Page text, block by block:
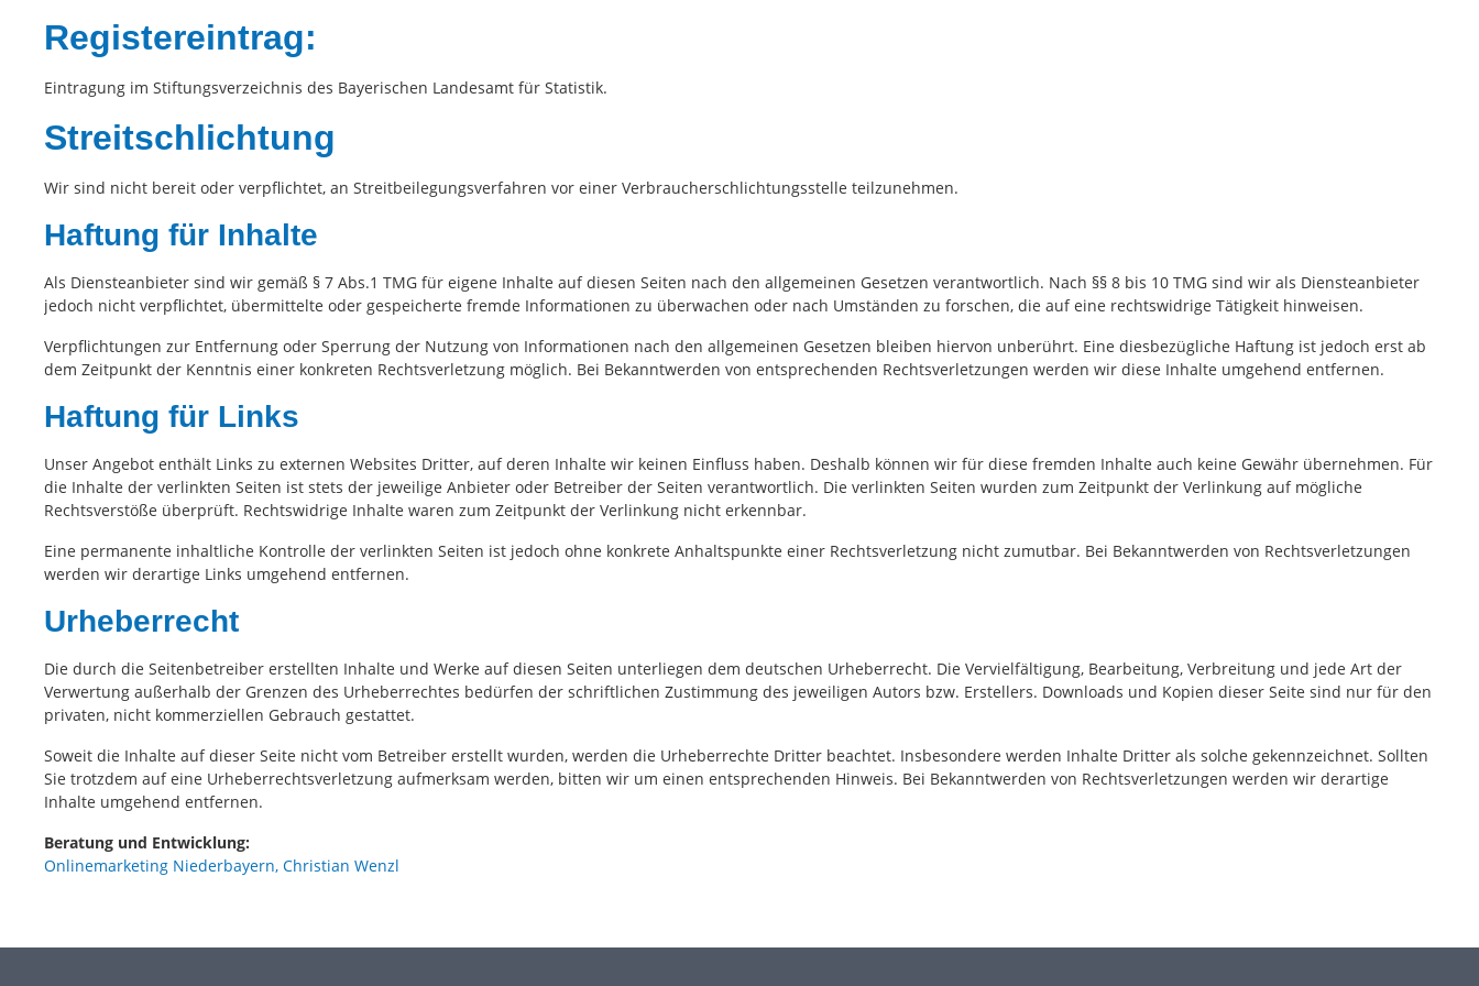
Registereintrag:
Eintragung im Stiftungsverzeichnis des Bayerischen Landesamt für Statistik.
Streitschlichtung
Wir sind nicht bereit oder verpflichtet, an Streitbeilegungsverfahren vor einer Verbraucherschlichtungsstelle teilzunehmen.
Haftung für Inhalte
Als Diensteanbieter sind wir gemäß § 7 Abs.1 TMG für eigene Inhalte auf diesen Seiten nach den allgemeinen Gesetzen verantwortlich. Nach §§ 8 bis 10 TMG sind wir als Diensteanbieter
jedoch nicht verpflichtet, übermittelte oder gespeicherte fremde Informationen zu überwachen oder nach Umständen zu forschen, die auf eine rechtswidrige Tätigkeit hinweisen.
Verpflichtungen zur Entfernung oder Sperrung der Nutzung von Informationen nach den allgemeinen Gesetzen bleiben hiervon unberührt. Eine diesbezügliche Haftung ist jedoch erst ab
dem Zeitpunkt der Kenntnis einer konkreten Rechtsverletzung möglich. Bei Bekanntwerden von entsprechenden Rechtsverletzungen werden wir diese Inhalte umgehend entfernen.
Haftung für Links
Unser Angebot enthält Links zu externen Websites Dritter, auf deren Inhalte wir keinen Einfluss haben. Deshalb können wir für diese fremden Inhalte auch keine Gewähr übernehmen. Für
die Inhalte der verlinkten Seiten ist stets der jeweilige Anbieter oder Betreiber der Seiten verantwortlich. Die verlinkten Seiten wurden zum Zeitpunkt der Verlinkung auf mögliche
Rechtsverstöße überprüft. Rechtswidrige Inhalte waren zum Zeitpunkt der Verlinkung nicht erkennbar.
Eine permanente inhaltliche Kontrolle der verlinkten Seiten ist jedoch ohne konkrete Anhaltspunkte einer Rechtsverletzung nicht zumutbar. Bei Bekanntwerden von Rechtsverletzungen
werden wir derartige Links umgehend entfernen.
Urheberrecht
Die durch die Seitenbetreiber erstellten Inhalte und Werke auf diesen Seiten unterliegen dem deutschen Urheberrecht. Die Vervielfältigung, Bearbeitung, Verbreitung und jede Art der
Verwertung außerhalb der Grenzen des Urheberrechtes bedürfen der schriftlichen Zustimmung des jeweiligen Autors bzw. Erstellers. Downloads und Kopien dieser Seite sind nur für den
privaten, nicht kommerziellen Gebrauch gestattet.
Soweit die Inhalte auf dieser Seite nicht vom Betreiber erstellt wurden, werden die Urheberrechte Dritter beachtet. Insbesondere werden Inhalte Dritter als solche gekennzeichnet. Sollten
Sie trotzdem auf eine Urheberrechtsverletzung aufmerksam werden, bitten wir um einen entsprechenden Hinweis. Bei Bekanntwerden von Rechtsverletzungen werden wir derartige
Inhalte umgehend entfernen.
Beratung und Entwicklung:
Onlinemarketing Niederbayern, Christian Wenzl